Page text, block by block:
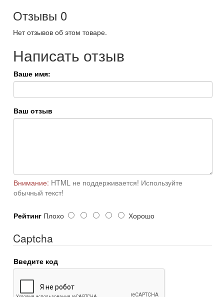
Отзывы 0
Нет отзывов об этом товаре.
Написать отзыв
Ваше имя:
Ваш отзыв
Внимание: HTML не поддерживается! Используйте
обычный текст!
Рейтинг Плохо Хорошо
Captcha
Введите код